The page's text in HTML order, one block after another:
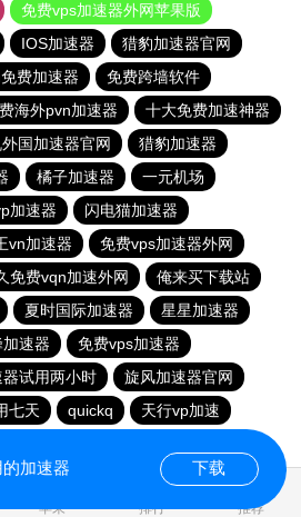
免费vps加速器外网苹果版
IOS加速器
猎豹加速器官网
费加速器
免费跨墙软件
海外pvn加速器
十大免费加速神器
国加速器官网
猎豹加速器
橘子加速器
一元机场
加速器
闪电猫加速器
vn加速器
免费vps加速器外网
免费vqn加速外网
俺来买下载站
夏时国际加速器
星星加速器
速器
免费vps加速器
器试用两小时
旋风加速器官网
七天 quickq
天行vp加速
苹果 排行 推荐
加速器 下载
1.593445s